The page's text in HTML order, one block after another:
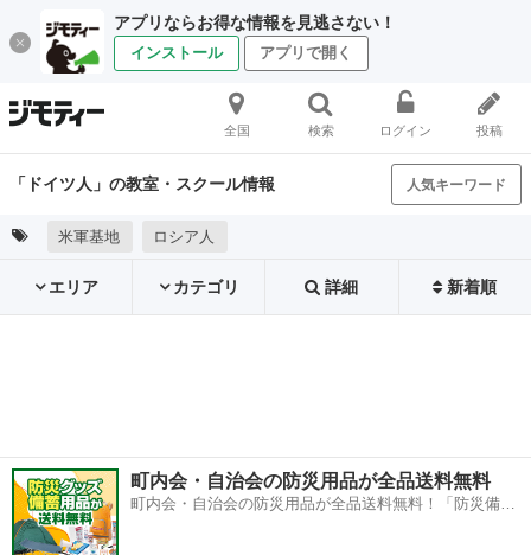
アプリならお得な情報を見逃さない！
インストール アプリで開く
全国 検索 ログイン 投稿
「ドイツ人」の教室・スクール情報 人気キーワード
米軍基地 ロシア人
エリア カテゴリ 詳細 新着順
町内会・自治会の防災用品が全品送料無料
町内会・自治会の防災用品が全品送料無料！「防災備蓄